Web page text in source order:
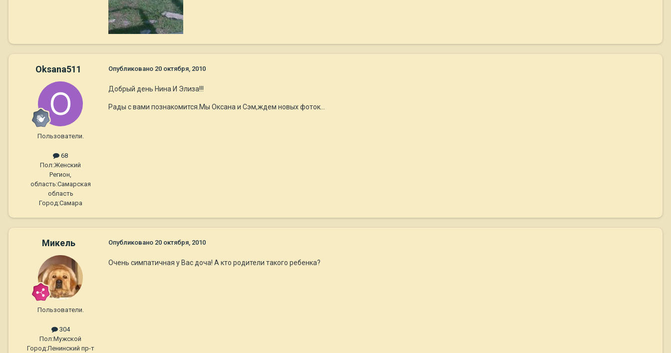
Oksana511
Пользователи.
68
Пол:Женский
Регион,
область:Самарская
область
Город:Самара
Опубликовано 20 октября, 2010
Добрый день Нина И Элиза!!!
Рады с вами познакомится.Мы Оксана и Сэм,ждем новых фоток...
Микель
Пользователи.
304
Пол:Мужской
Город:Ленинский пр-т
Опубликовано 20 октября, 2010
Очень симпатичная у Вас доча! А кто родители такого ребенка?